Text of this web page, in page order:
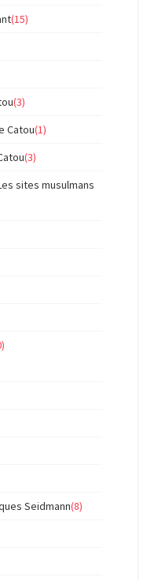
(15)
(3)
Catou(1)
(3)
sites musulmans
Seidmann(8)